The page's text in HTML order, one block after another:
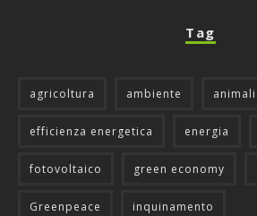
Tag
agricoltura ambiente animali
efficienza energetica energia
fotovoltaico green economy
Greenpeace inquinamento